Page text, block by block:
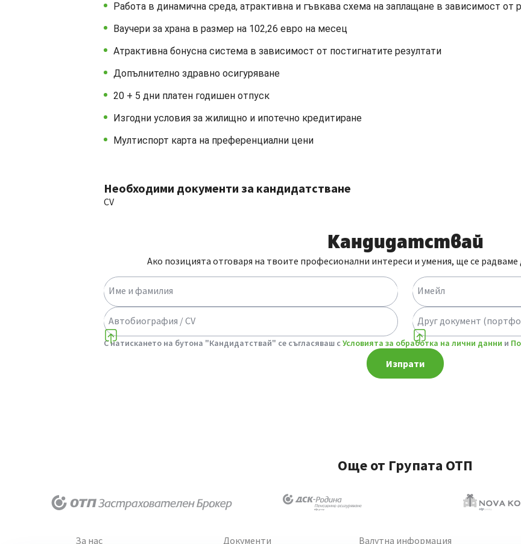
Работа в динамична среда, атрактивна и гъвкава схема на заплащане в зависимост от
Ваучери за храна в размер на 102,26 евро на месец
Атрактивна бонусна система в зависимост от постигнатите резултати
Допълнително здравно осигуряване
20 + 5 дни платен годишен отпуск
Изгодни условия за жилищно и ипотечно кредитиране
Мултиспорт карта на преференциални цени
Необходими документи за кандидатстване
CV
Кандидатствай
Ако позицията отговаря на твоите професионални интереси и умения, ще се радваме
Име и фамилия Имейл
Автобиография / CV
Друг документ
Select a choice
С натискането на бутона "Кандидатствай" се съгласяваш с Условията за обработка на лични данни и
Изпрати
Още от Групата ОТП
За нас Документи Валутна информация